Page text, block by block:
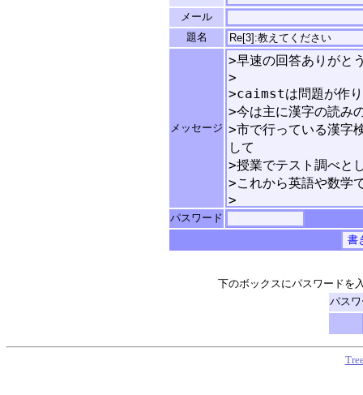
メール
題名
メッセージ
パスワード
下のボックスにパスワードを
パス